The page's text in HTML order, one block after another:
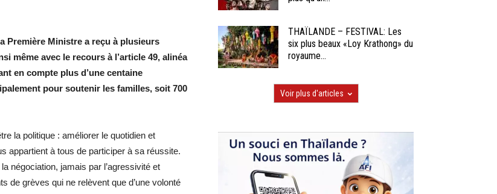
Première Ministre a reçu à plusieurs
même avec le recours à l’article 49, alinéa
en compte plus d’une centaine
pour soutenir les familles, soit 700
la politique : améliorer le quotidien et
appartient à tous de participer à sa réussite.
négociation, jamais par l’agressivité et
de grèves qui ne relèvent que d’une volonté
THAÏLANDE – FESTIVAL: Les
six plus beaux «Loy Krathong» du
royaume...
Voir plus d'articles